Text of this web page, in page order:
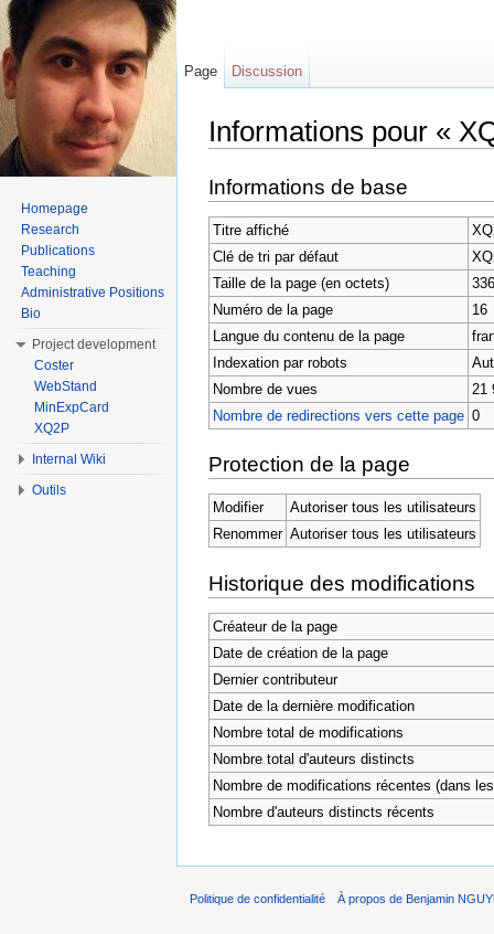
Informations pour «
Informations de base
Titre affiché
Clé de tri par défaut
Taille de la page (en octets)
336
Numéro de la page
16
Langue du contenu de la page
Indexation par robots
Nombre de vues
21
Nombre de redirections vers cette page 0
Protection de la page
Modifier
Autoriser tous les utilisateurs
Renommer Autoriser tous les utilisateurs
Historique des modifications
Créateur de la page
Date de création de la page
Dernier contributeur
Date de la dernière modification
Nombre total de modifications
Nombre total d'auteurs distincts
Nombre de modifications récentes (dans
Nombre d'auteurs distincts récents
Page Discussion
Homepage
Research
Publications
Teaching
Administrative Positions
Bio
Project development
Coster
WebStand
MinExpCard
XQ2P
Internal Wiki
Outils
Politique de confidentialité À propos de Benjamin